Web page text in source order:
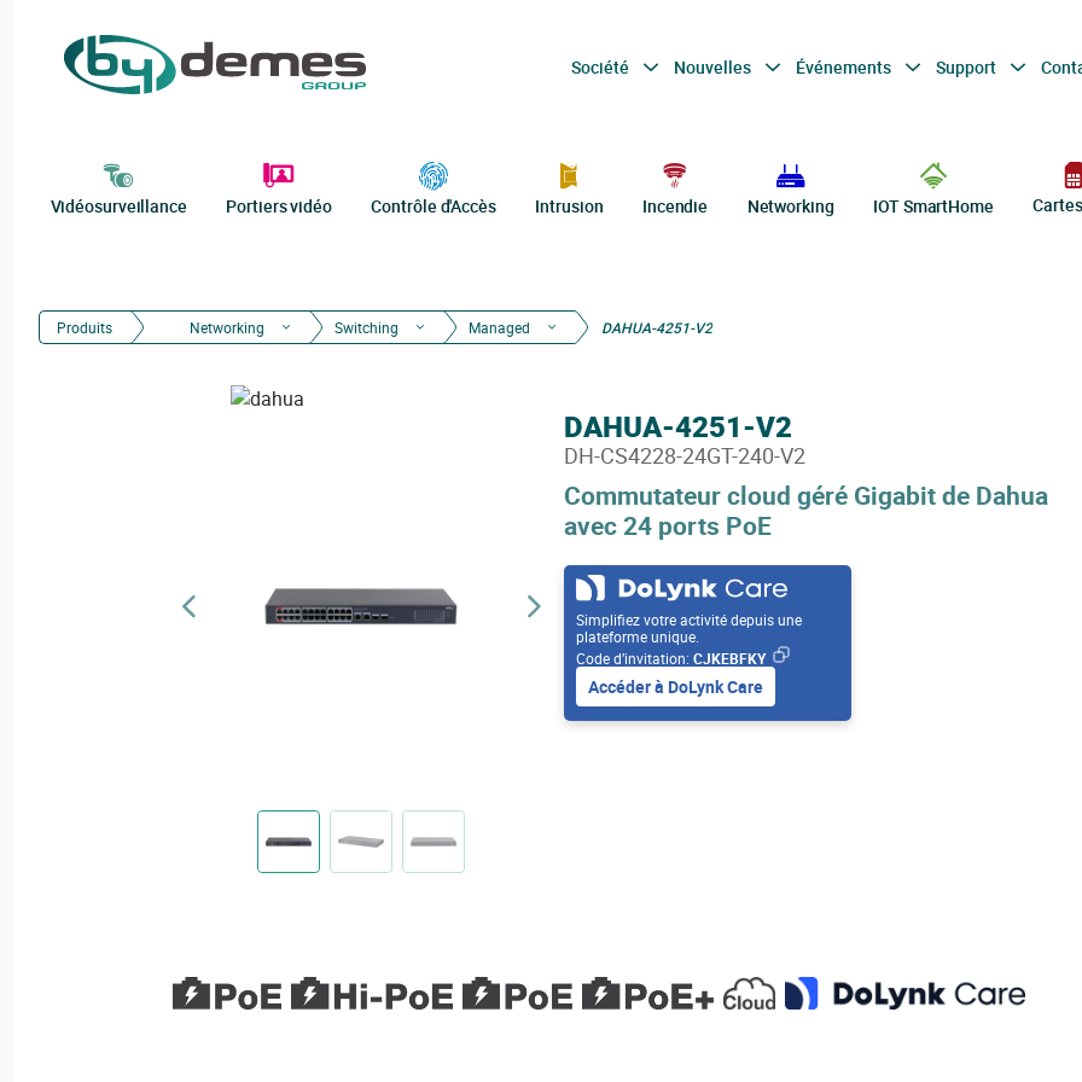
Société Nouvelles Événements Support
Vidéosurveillance Portiers vidéo Contrôle d'Accès Intrusion Incendie Networking IOT SmartHome
Produits Networking Switching Managed DAHUA-4251-V2
Commutateur cloud géré Gigabit de Dahua
avec 24 ports PoE
DAHUA-4251-V2
DH-CS4228-24GT-240-V2
Simplifiez votre activité depuis une
plateforme unique.
Code d’invitation: CJKEBFKY
Accéder à DoLynk Care